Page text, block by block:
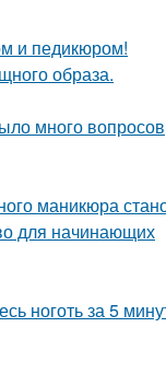
и педикюром!
образа.
много
маникюра
для начинающих
ноготь за 5